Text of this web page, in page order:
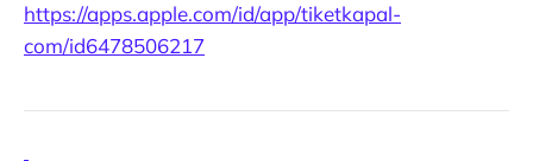
https://apps.apple.com/id/app/tiketkapal-
com/id6478506217